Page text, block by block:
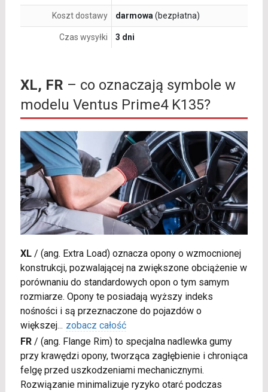
Koszt dostawy darmowa (bezpłatna)
Czas wysyłki 3 dni
XL, FR – co oznaczają symbole w
modelu Ventus Prime4 K135?
XL/ (ang. Extra Load) oznacza opony o wzmocnionej
konstrukcji, pozwalającej na zwiększone obciążenie w
porównaniu do standardowych opon o tym samym
rozmiarze. Opony te posiadają wyższy indeks
nośności i są przeznaczone do pojazdów o
większej... zobacz całość
FR/ (ang. Flange Rim) to specjalna nadlewka gumy
przy krawędzi opony, tworząca zagłębienie i chroniąca
felgę przed uszkodzeniami mechanicznymi.
Rozwiązanie minimalizuje ryzyko otarć podczas